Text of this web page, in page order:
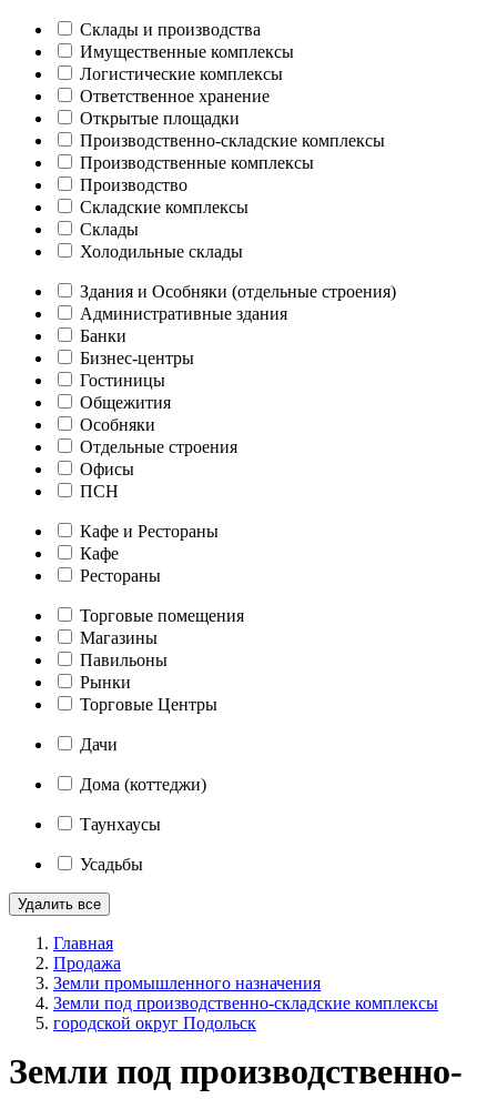
Склады и производства
Имущественные комплексы
Логистические комплексы
Ответственное хранение
Открытые площадки
Производственно-складские комплексы
Производственные комплексы
Производство
Складские комплексы
Склады
Холодильные склады
Здания и Особняки (отдельные строения)
Административные здания
Банки
Бизнес-центры
Гостиницы
Общежития
Особняки
Отдельные строения
Офисы
ПСН
Кафе и Рестораны
Кафе
Рестораны
Торговые помещения
Магазины
Павильоны
Рынки
Торговые Центры
Дачи
Дома (коттеджи)
Таунхаусы
Усадьбы
Удалить все
Главная
Продажа
Земли промышленного назначения
Земли под производственно-складские комплексы
городской округ Подольск
Земли под производственно-